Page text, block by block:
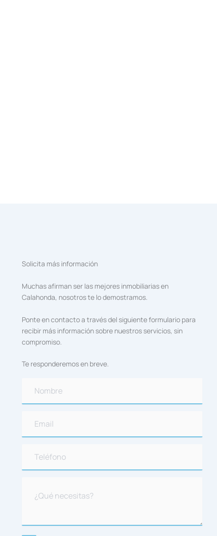
Solicita más información
Muchas afirman ser las mejores inmobiliarias en
Calahonda, nosotros te lo demostramos.
Ponte en contacto a través del siguiente formulario para
recibir más información sobre nuestros servicios, sin
compromiso.
Te responderemos en breve.